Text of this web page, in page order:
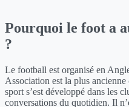
Pourquoi le foot a
?
Le football est organisé en
Association est la plus
sport s’est développé dans les
conversations du quotidien. Il